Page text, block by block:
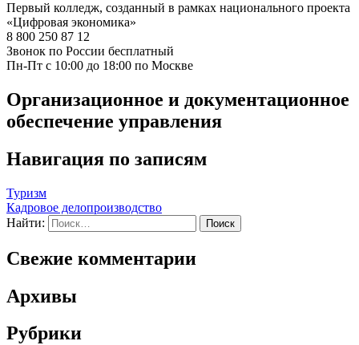
Первый колледж, созданный в рамках национального проекта
«Цифровая экономика»
8 800 250 87 12
Звонок по России бесплатный
Пн-Пт с 10:00 до 18:00 по Москве
Организационное и документационное
обеспечение управления
Навигация по записям
Туризм
Кадровое делопроизводство
Найти:
Свежие комментарии
Архивы
Рубрики